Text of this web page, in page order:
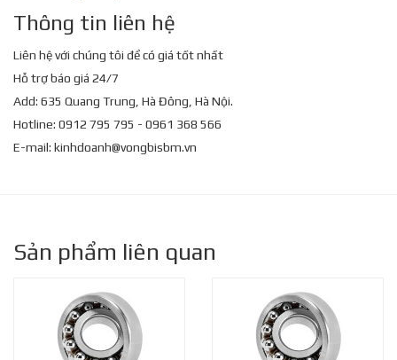
Thông tin liên hệ
Liên hệ với chúng tôi để có giá tốt nhất
Hỗ trợ báo giá 24/7
Add: 635 Quang Trung, Hà Đông, Hà Nội.
Hotline: 0912 795 795 - 0961 368 566
E-mail: kinhdoanh@vongbisbm.vn
Sản phẩm liên quan